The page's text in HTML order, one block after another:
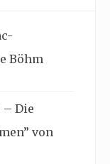
Böhm
– Die
von